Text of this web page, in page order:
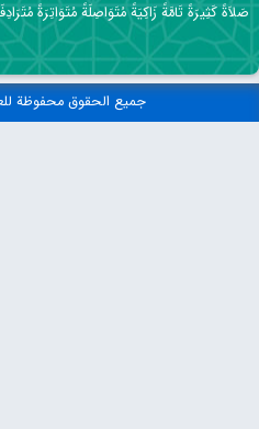
صَلاَةً كَثِيرَةً تَامَّةً زَاكِيَةً مُتَوَاصِلَةً مُتَوَاتِرَةً
جميع الحقوق محفوظة